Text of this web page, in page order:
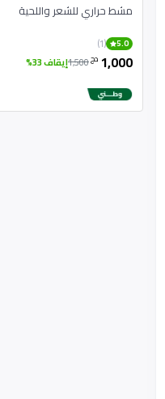
مشط حراري للشعر واللحية
5.0
(1)
1,000 دج1,500إيقاف 33%